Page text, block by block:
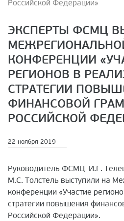
Российской Федерации»
ЭКСПЕРТЫ ФСМЦ
КОНФЕРЕНЦИИ
РЕГИОНОВ В
СТРАТЕГИИ
ФИНАНСОВОЙ
РОССИЙСКОЙ
22 ноября 2019
Руководитель ФСМЦ И.Г.
М.С. Толстель выступили на
конференции «Участие
стратегии повышения
Российской Федерации».